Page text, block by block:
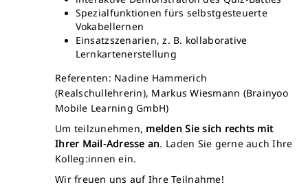
Spezialfunktionen fürs selbstgesteuerte
Vokabellernen
Einsatzszenarien, z. B. kollaborative
Lernkartenerstellung
Referenten: Nadine Hammerich
(Realschullehrerin), Markus Wiesmann (Brainyoo
Mobile Learning GmbH)
Um teilzunehmen, melden Sie sich rechts mit
Ihrer Mail-Adresse an. Laden Sie gerne auch Ihre
Kolleg:innen ein.
Wir freuen uns auf Ihre Teilnahme!